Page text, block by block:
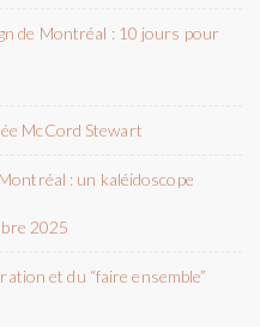
de Montréal : 10 jours pour
McCord Stewart
: un kaléidoscope
2025
et du “faire ensemble”